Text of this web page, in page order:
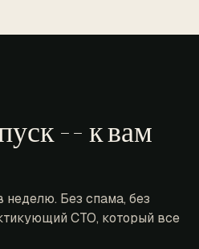
-- к вам
Без спама, без
CTO, который все